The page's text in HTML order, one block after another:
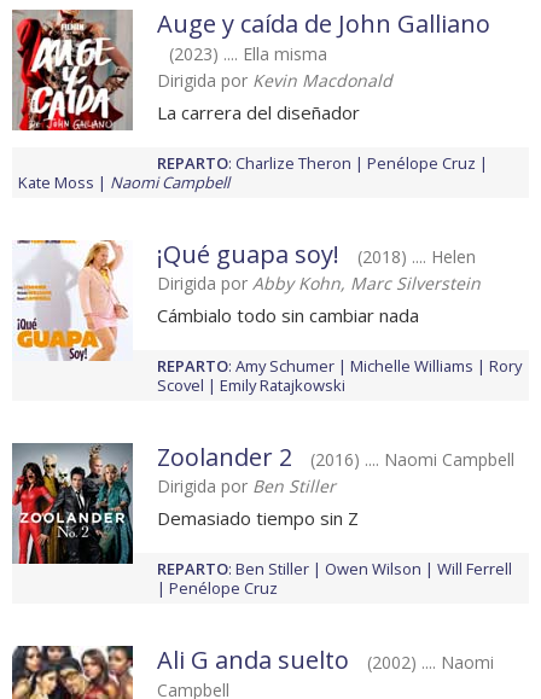
Auge y caída de John Galliano
(2023) .... Ella misma
Dirigida por Kevin Macdonald
La carrera del diseñador
REPARTO: Charlize Theron
Penélope Cruz
Kate Moss
Naomi Campbell
¡Qué guapa soy!
(2018) .... Helen
Dirigida por Abby Kohn, Marc Silverstein
Cámbialo todo sin cambiar nada
REPARTO: Amy Schumer Michelle Williams
Rory
Scovel
Emily Ratajkowski
Zoolander 2
(2016) .... Naomi Campbell
Dirigida por Ben Stiller
Demasiado tiempo sin Z
REPARTO: Ben Stiller Owen Wilson
Will Ferrell
Penélope Cruz
Ali G anda suelto
(2002) .... Naomi
Campbell